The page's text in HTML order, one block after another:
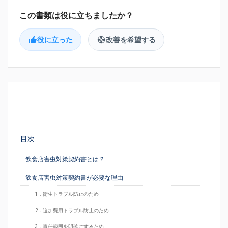
役に立った 改善を希望する
目次
飲食店害虫対策契約書とは？
飲食店害虫対策契約書が必要な理由
1．衛生トラブル防止のため
2．追加費用トラブル防止のため